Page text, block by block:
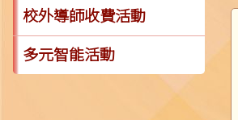
校外導師收費活動
多元智能活動